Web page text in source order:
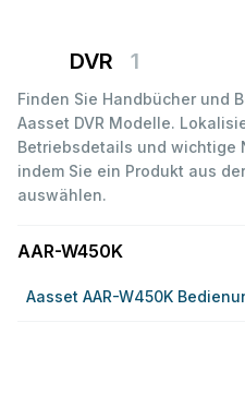
DVR 1
Finden Sie Handbücher und
Aasset DVR Modelle.
Betriebsdetails und wichtige
indem Sie ein Produkt aus
auswählen.
AAR-W450K
Aasset AAR-W450K